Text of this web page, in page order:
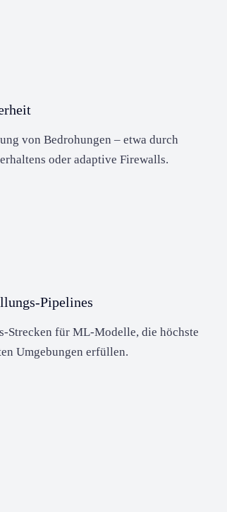
von Bedrohungen – etwa durch
oder adaptive Firewalls.
Pipelines
Strecken für ML-Modelle, die höchste
Umgebungen erfüllen.